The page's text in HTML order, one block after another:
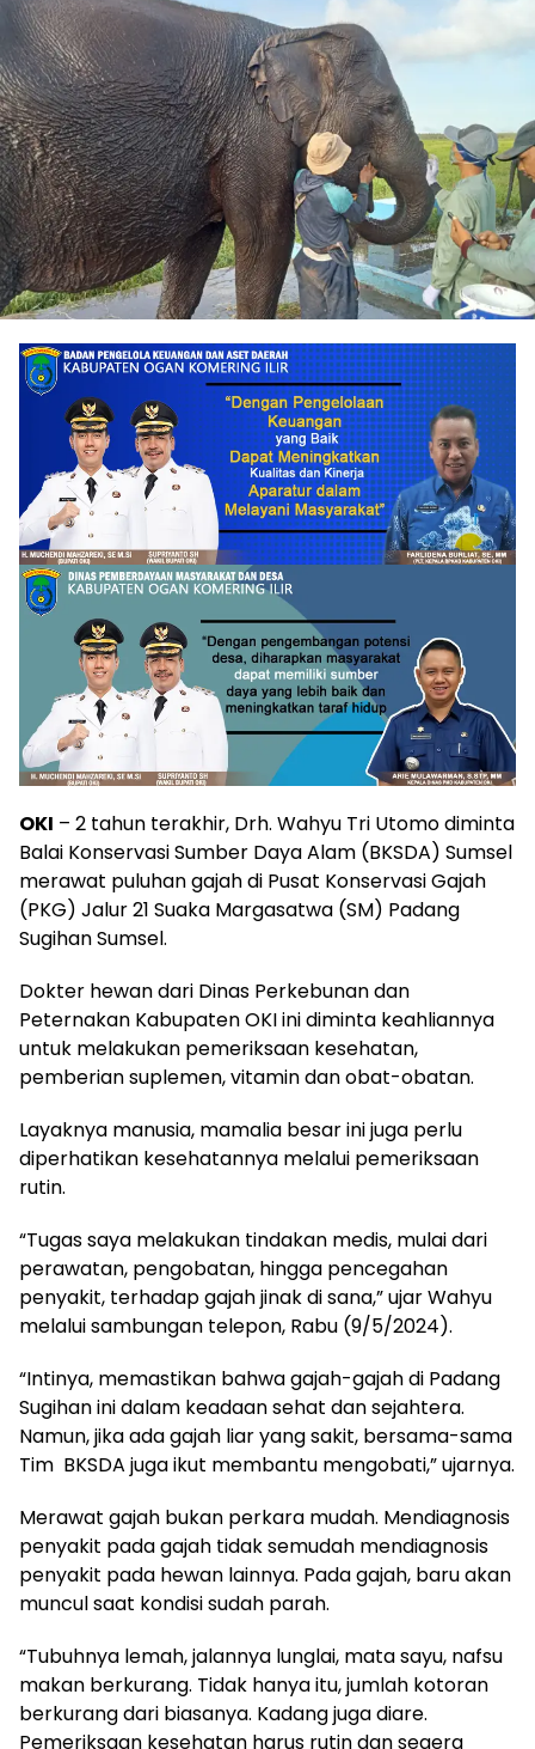
OKI – 2 tahun terakhir, Drh. Wahyu Tri Utomo diminta
Balai Konservasi Sumber Daya Alam (BKSDA) Sumsel
merawat puluhan gajah di Pusat Konservasi Gajah
(PKG) Jalur 21 Suaka Margasatwa (SM) Padang
Sugihan Sumsel.
Dokter hewan dari Dinas Perkebunan dan
Peternakan Kabupaten OKI ini diminta keahliannya
untuk melakukan pemeriksaan kesehatan,
pemberian suplemen, vitamin dan obat-obatan.
Layaknya manusia, mamalia besar ini juga perlu
diperhatikan kesehatannya melalui pemeriksaan
rutin.
“Tugas saya melakukan tindakan medis, mulai dari
perawatan, pengobatan, hingga pencegahan
penyakit, terhadap gajah jinak di sana,” ujar Wahyu
melalui sambungan telepon, Rabu (9/5/2024).
“Intinya, memastikan bahwa gajah-gajah di Padang
Sugihan ini dalam keadaan sehat dan sejahtera.
Namun, jika ada gajah liar yang sakit, bersama-sama
Tim BKSDA juga ikut membantu mengobati,” ujarnya.
Merawat gajah bukan perkara mudah. Mendiagnosis
penyakit pada gajah tidak semudah mendiagnosis
penyakit pada hewan lainnya. Pada gajah, baru akan
muncul saat kondisi sudah parah.
“Tubuhnya lemah, jalannya lunglai, mata sayu, nafsu
makan berkurang. Tidak hanya itu, jumlah kotoran
berkurang dari biasanya. Kadang juga diare.
Pemeriksaan kesehatan harus rutin dan segera